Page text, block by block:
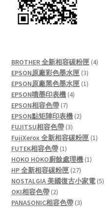
BROTHER 全新相容碳粉匣 44
EPSON原廠彩色墨水匣 33
products
EPSON原廠黑色墨水匣 11
EPSON噴墨印表機 44
EPSON相容色帶 77
products
EPSON點矩陣印表機 22
FUJITSU相容色帶 33
products
FujiXerox 全新相容碳粉匣 11
FUTEK相容色帶 11
product
HOKO HOKO廚餘處理機 11
HP 全新相容碳粉匣 2727
products
NOSTALGIA 美國復古小家電 55
OKI相容色帶 22
products
PANASONIC相容色帶 33